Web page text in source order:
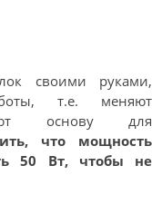
своими руками,
т.е. меняют
основу для
что мощность
50 Вт, чтобы не